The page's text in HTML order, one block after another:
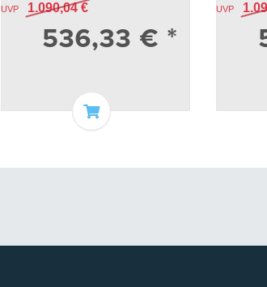
matt/weiß matt
UVP 1.090,04 €
536,33 € *
In den Warenkorb
matt/
UVP